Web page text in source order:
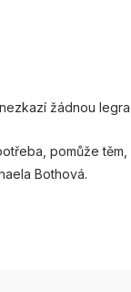
žádnou
pomůže
Bothová.